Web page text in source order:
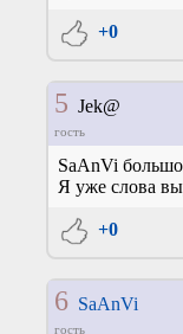
+0
5 Jek@
гость
SaAnVi
Я уже слова
+0
6 SaAnVi
гость